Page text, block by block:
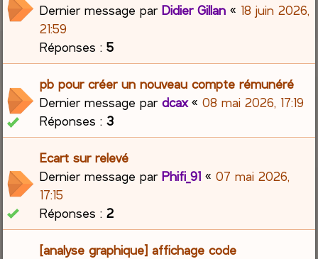
Dernier message parDidier Gillan « 18 juin 2026,
21:59
Réponses :5
pb pour créer un nouveau compte rémunéré
Dernier message pardcax«08 mai 2026, 17:19
Réponses :3
Ecart sur relevé
Dernier message parPhifi_91 «07 mai 2026,
17:15
Réponses :2
[analyse graphique] affichage code